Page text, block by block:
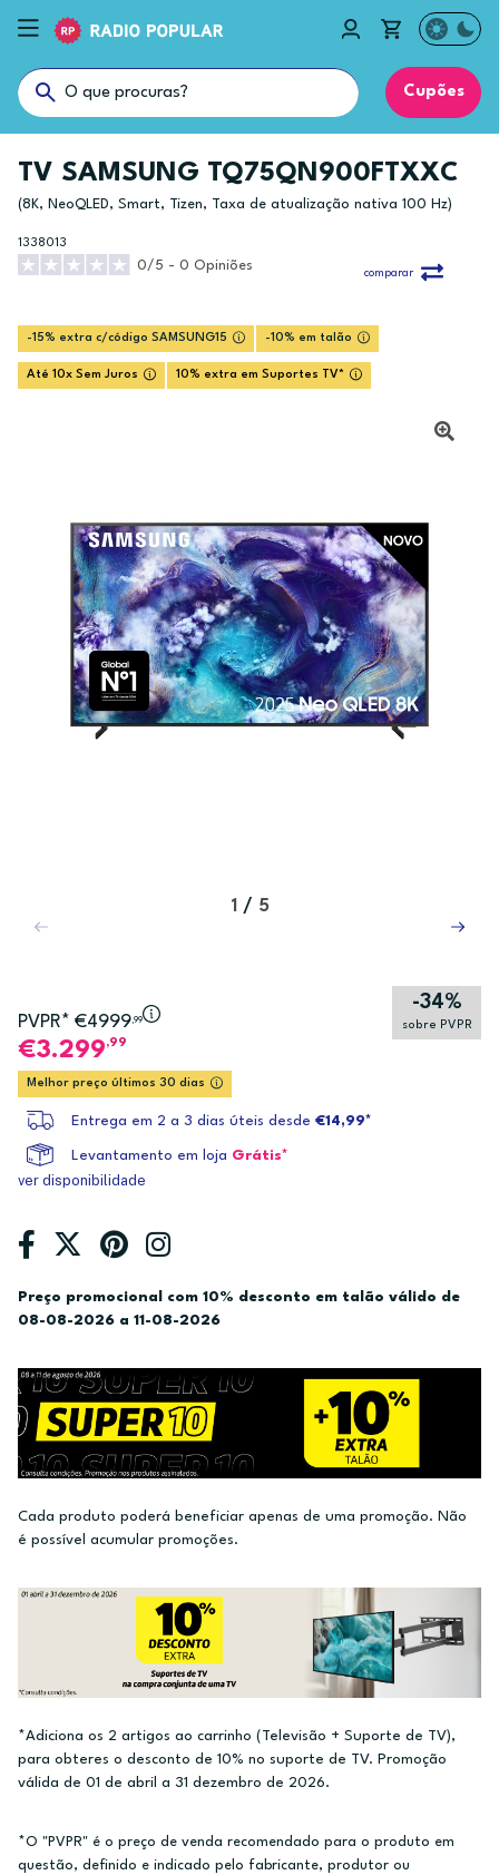
Cupões
TV SAMSUNG TQ75QN900FTXXC
(8K, NeoQLED, Smart, Tizen, Taxa de atualização nativa 100 Hz)
1338013
0/5 - 0 Opiniões
comparar
-15% extra c/código SAMSUNG15 -10% em talão
Até 10x Sem Juros 10% extra em Suportes TV*
1 / 5
PVPR* €4999,99
-34%
sobre PVPR
3.299,99
Melhor preço últimos 30 dias
Entrega em 2 a 3 dias úteis desde €14,99*
Levantamento em loja Grátis*
ver disponibilidade
Preço promocional com 10% desconto em talão válido de
08-08-2026 a 11-08-2026
Cada produto poderá beneficiar apenas de uma promoção. Não
é possível acumular promoções.
*Adiciona os 2 artigos ao carrinho (Televisão + Suporte de TV),
para obteres o desconto de 10% no suporte de TV. Promoção
válida de 01 de abril a 31 dezembro de 2026.
*O "PVPR" é o preço de venda recomendado para o produto em
questão, definido e indicado pelo fabricante, produtor ou